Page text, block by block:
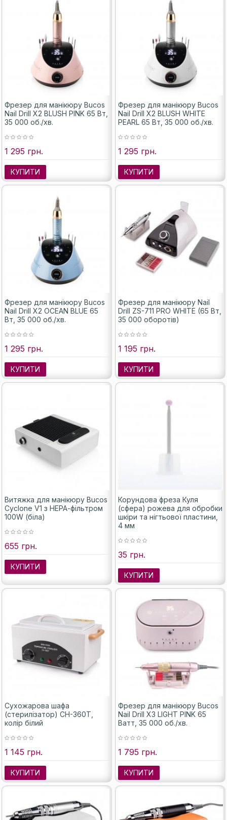
Фрезер для манікюру Bucos
Nail Drill X2 BLUSH PINK 65 Вт,
35 000 об./хв.
1 295 грн.
КУПИТИ
Фрезер для манікюру Bucos
Nail Drill X2 BLUSH WHITE
PEARL 65 Вт, 35 000 об./хв.
1 295 грн.
КУПИТИ
Фрезер для манікюру Bucos
Nail Drill X2 OCEAN BLUE 65
Вт, 35 000 об./хв.
1 295 грн.
КУПИТИ
Фрезер для манікюру Nail
Drill ZS-711 PRO WHITE (65 Вт,
35 000 оборотів)
1 195 грн.
КУПИТИ
Витяжка для манікюру Bucos
Cyclone V1 з НЕРА-фільтром
100W (біла)
655 грн.
КУПИТИ
Корундова фреза Куля
(сфера) рожева для обробки
шкіри та нігтьової пластини,
4 мм
35 грн.
КУПИТИ
Сухожарова шафа
(стерилізатор) CH-360T,
колір білий
1 145 грн.
КУПИТИ
Фрезер для манікюру Bucos
Nail Drill X3 LIGHT PINK 65
Ватт, 35 000 об./хв.
1 795 грн.
КУПИТИ